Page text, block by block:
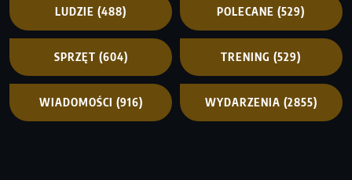
LUDZIE (488) POLECANE (529)
SPRZĘT (604) TRENING (529)
WIADOMOŚCI (916) WYDARZENIA (2855)